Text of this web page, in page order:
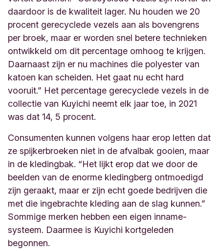
daardoor is de kwaliteit lager. Nu houden we 20
procent gerecyclede vezels aan als bovengrens
per broek, maar er worden snel betere technieken
ontwikkeld om dit percentage omhoog te krijgen.
Daarnaast zijn er nu machines die polyester van
katoen kan scheiden. Het gaat nu echt hard
vooruit.” Het percentage gerecyclede vezels in de
collectie van Kuyichi neemt elk jaar toe, in 2021
was dat 14, 5 procent.
Consumenten kunnen volgens haar erop letten dat
ze spijkerbroeken niet in de afvalbak gooien, maar
in de kledingbak. “Het lijkt erop dat we door de
beelden van de enorme kledingberg ontmoedigd
zijn geraakt, maar er zijn echt goede bedrijven die
met die ingebrachte kleding aan de slag kunnen.”
Sommige merken hebben een eigen inname-
systeem. Daarmee is Kuyichi kortgeleden
begonnen.